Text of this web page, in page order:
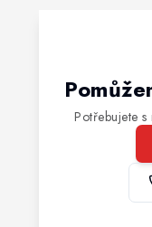
Potřebujete